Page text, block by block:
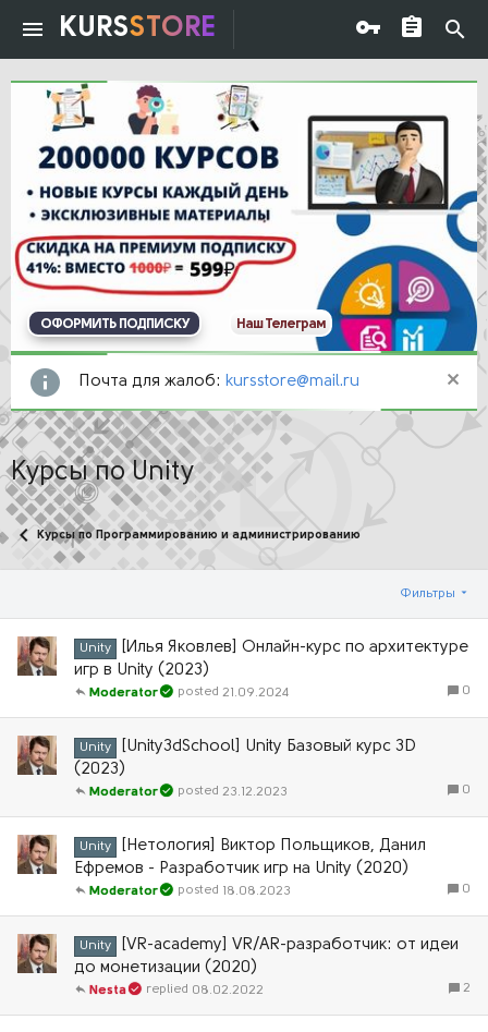
KURSSTORE
ОФОРМИТЬ ПОДПИСКУ Наш Телеграм
Почта для жалоб: kursstore@mail.ru
Курсы по Unity
Курсы по Программированию и администрированию
Фильтры
Unity
[Илья Яковлев] Онлайн-курс по архитектуре
игр в Unity (2023)
0
21.09.2024
Moderator
Unity
[Unity3dSchool] Unity Базовый курс 3D
(2023)
0
23.12.2023
Moderator
Unity
[Нетология] Виктор Польщиков, Данил
Ефремов - Разработчик игр на Unity (2020)
0
18.08.2023
Moderator
Unity
[VR-academy] VR/AR-разработчик: от идеи
до монетизации (2020)
2
08.02.2022
Nesta